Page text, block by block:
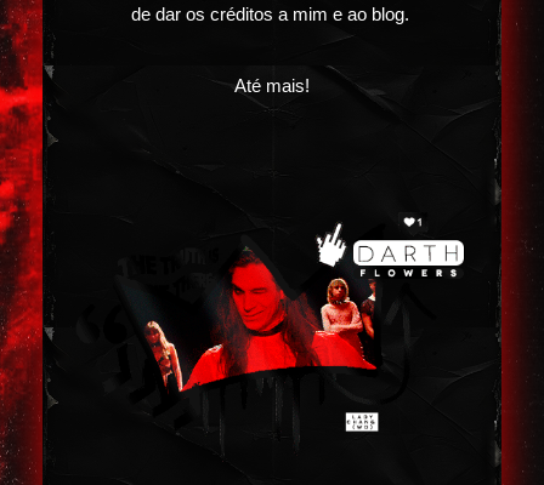
de dar os créditos a mim e ao blog.
Até mais!